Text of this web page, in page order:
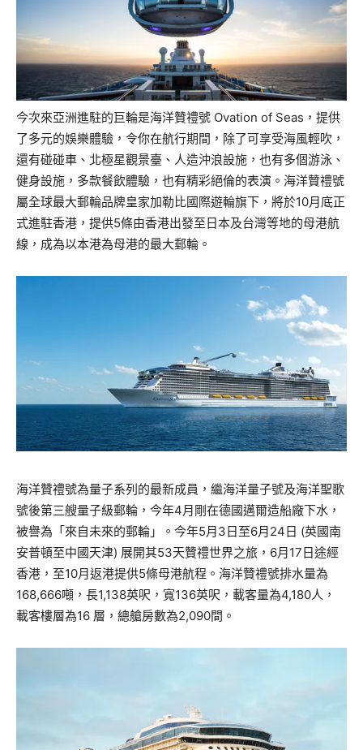
今次來亞洲進駐的巨輪是海洋贊禮號 Ovation of Seas，提供
了多元的娛樂體驗，令你在航行期間，除了可享受海風輕吹，
還有碰碰車、北極星觀景臺、人造沖浪設施，也有多個游泳、
健身設施，多款餐飲體驗，也有精彩絕倫的表演。海洋贊禮號
屬全球最大郵輪品牌皇家加勒比國際遊輪旗下，將於10月底正
式進駐香港，提供5條由香港出發至日本及台灣等地的母港航
線，成為以本港為母港的最大郵輪。
海洋贊禮號為量子系列的最新成員，繼海洋量子號及海洋聖歌
號後第三艘量子級郵輪，今年4月剛在德國邁爾造船廠下水，
被譽為「來自未來的郵輪」。今年5月3日至6月24日 (英國南
安普頓至中國天津) 展開其53天贊禮世界之旅，6月17日途經
香港，至10月返港提供5條母港航程。海洋贊禮號排水量為
168,666噸，長1,138英呎，寬136英呎，載客量為4,180人，
載客樓層為16 層，總艙房數為2,090間。